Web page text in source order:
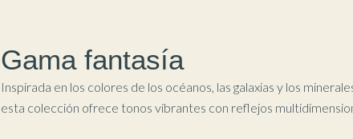
Gama fantasía
Inspirada en los colores de los océanos, las galaxias y los
esta colección ofrece tonos vibrantes con reflejos